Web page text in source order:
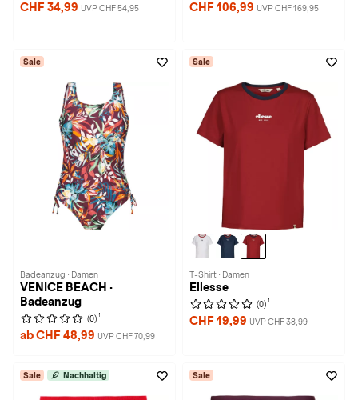
CHF 34,99 UVP CHF 54,95 CHF 106,99 UVP CHF 169,95
Sale
Badeanzug · Damen
VENICE BEACH ·
Badeanzug
(0) 1
ab CHF 48,99 UVP CHF 70,99
Sale
T-Shirt · Damen
Ellesse
(0) 1
CHF 19,99 UVP CHF 38,99
Sale Nachhaltig Sale